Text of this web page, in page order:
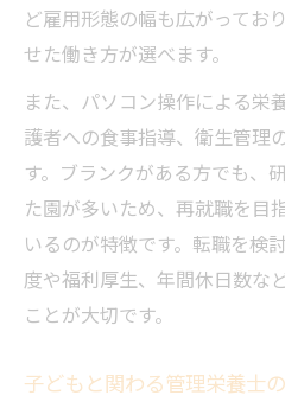
ど雇用形態の幅も広がってお
せた働き方が選べます。
また、パソコン操作による栄
護者への食事指導、衛生管理
す。ブランクがある方でも、
た園が多いため、再就職を目
いるのが特徴です。転職を検
度や福利厚生、年間休日数な
ことが大切です。
子どもと関わる管理栄養士